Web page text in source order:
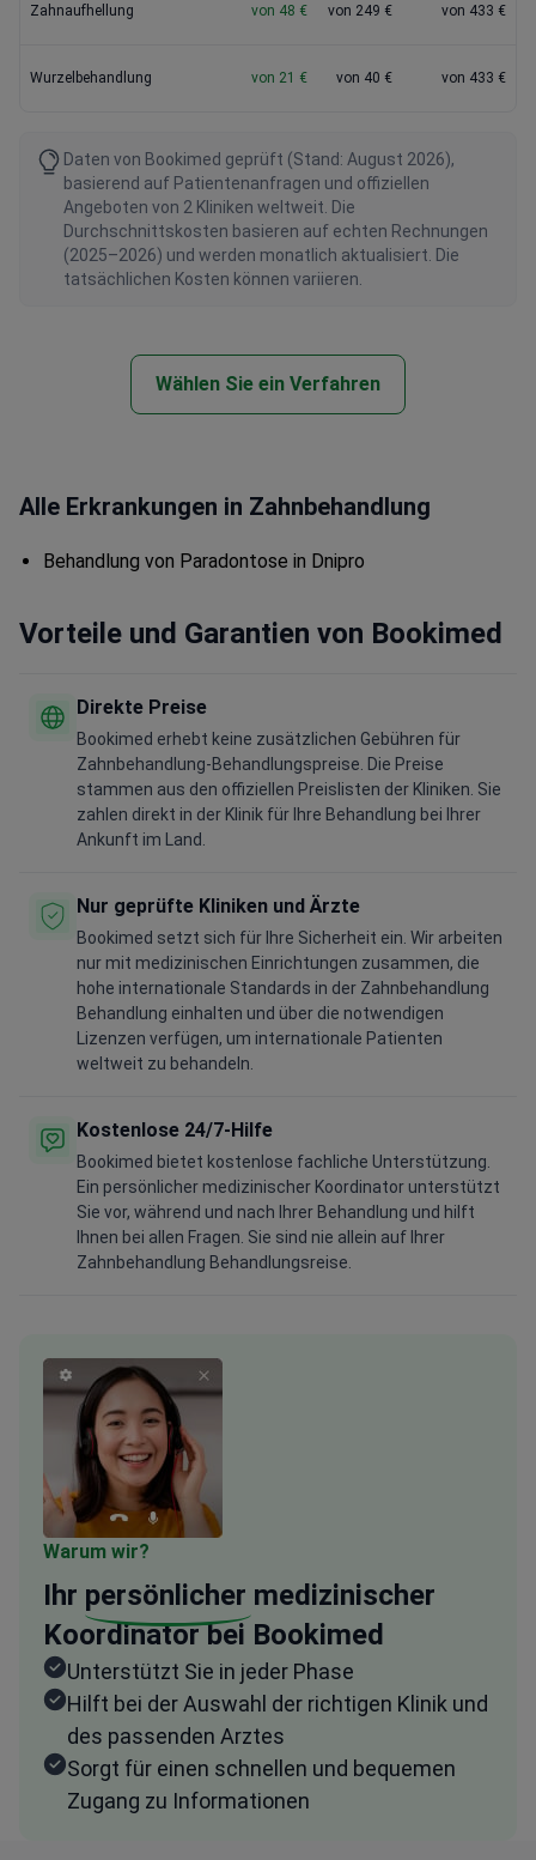
Zahnaufhellung von 48 € von 249 € von 433 €
Wurzelbehandlung von 21 € von 40 € von 433 €
Daten von Bookimed geprüft (Stand: August 2026),
basierend auf Patientenanfragen und offiziellen
Angeboten von 2 Kliniken weltweit. Die
Durchschnittskosten basieren auf echten Rechnungen
(2025–2026) und werden monatlich aktualisiert. Die
tatsächlichen Kosten können variieren.
Wählen Sie ein Verfahren
Alle Erkrankungen in Zahnbehandlung
Behandlung von Paradontose in Dnipro
Vorteile und Garantien von Bookimed
Direkte Preise
Bookimed erhebt keine zusätzlichen Gebühren für
Zahnbehandlung-Behandlungspreise. Die Preise
stammen aus den offiziellen Preislisten der Kliniken. Sie
zahlen direkt in der Klinik für Ihre Behandlung bei Ihrer
Ankunft im Land.
Nur geprüfte Kliniken und Ärzte
Bookimed setzt sich für Ihre Sicherheit ein. Wir arbeiten
nur mit medizinischen Einrichtungen zusammen, die
hohe internationale Standards in der Zahnbehandlung
Behandlung einhalten und über die notwendigen
Lizenzen verfügen, um internationale Patienten
weltweit zu behandeln.
Kostenlose 24/7-Hilfe
Bookimed bietet kostenlose fachliche Unterstützung.
Ein persönlicher medizinischer Koordinator unterstützt
Sie vor, während und nach Ihrer Behandlung und hilft
Ihnen bei allen Fragen. Sie sind nie allein auf Ihrer
Zahnbehandlung Behandlungsreise.
Warum wir?
Ihr persönlicher medizinischer
Koordinator bei Bookimed
Unterstützt Sie in jeder Phase
Hilft bei der Auswahl der richtigen Klinik und
des passenden Arztes
Sorgt für einen schnellen und bequemen
Zugang zu Informationen